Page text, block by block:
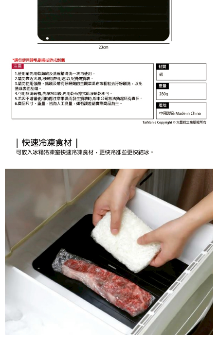
恩沛科技股份有限公司將有權停止該用戶之使用額度並採取法律行動。